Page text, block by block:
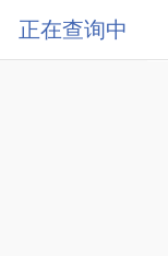
正在查询中